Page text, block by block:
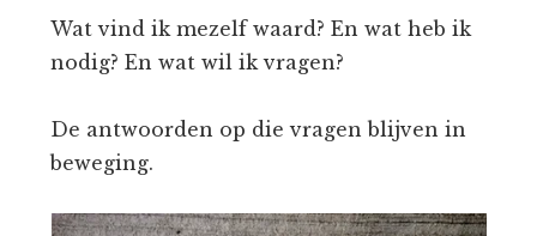
Wat vind ik mezelf waard? En wat heb ik
nodig? En wat wil ik vragen?
De antwoorden op die vragen blijven in
beweging.